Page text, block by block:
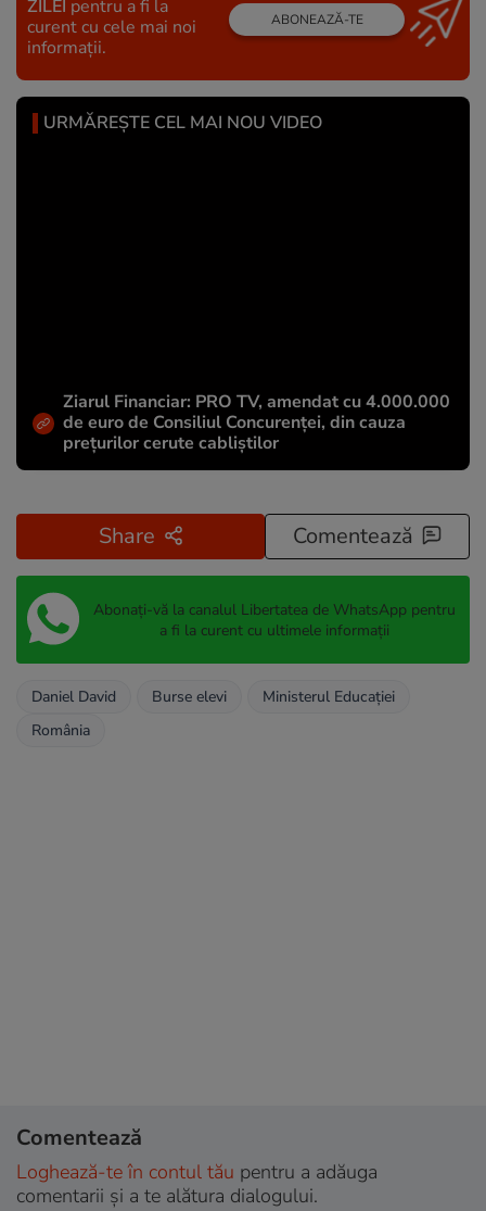
ZILEI pentru a fi la
curent cu cele mai noi
informații.
ABONEAZĂ-TE
URMĂREȘTE CEL MAI NOU VIDEO
Ziarul Financiar: PRO TV, amendat cu 4.000.000
de euro de Consiliul Concurenței, din cauza
prețurilor cerute cabliștilor
Share Comentează
Abonați-vă la canalul Libertatea de WhatsApp pentru
a fi la curent cu ultimele informații
Daniel David Burse elevi
Ministerul Educaţiei
România
Comentează
Loghează-te în contul tău pentru a adăuga
comentarii și a te alătura dialogului.